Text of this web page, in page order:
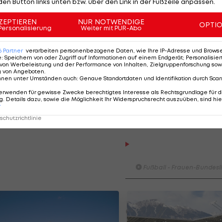
wieder zeigen und habe das Vertrauen jede
ich werde gerne daran zurückdenken, zeigt sich
und sagt zum neuen Arbeitgeber Wacker: "Der
und Emotion."
bei unserem angebot bis an unsere finanzielle
hinaus gegangen. Wir können es aber nicht
erklärt Vorstandsmitglied Valentin Drexel.
FC Blau-Weiß Linz - FC
Fußball - ADMIRAL 2. Liga
NUR NOTWENDIGE
Weiter mit PUR-Abo
Partner verarbeiten personenbezogene Daten, wie Ihre IP-Adresse und
: Speichern von oder Zugriff auf Informationen auf einem Endgerät;
Werbeleistung und der Performance von Inhalten, Zielgruppenforschung
von Angeboten.
unter Umständen auch: Genaue Standortdaten und Identifikation durch
für gewisse Zwecke berechtigtes Interesse als Rechtsgrundlage für
Details dazu, sowie die Möglichkeit Ihr Widerspruchsrecht auszuüben, sind